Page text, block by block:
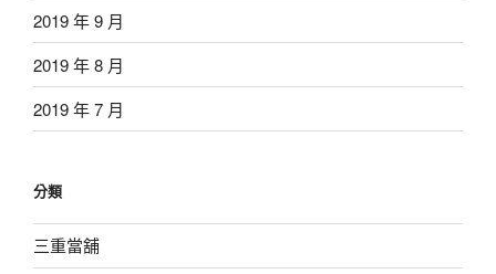
2019 年 9 月
2019 年 8 月
2019 年 7 月
分類
三重當舖